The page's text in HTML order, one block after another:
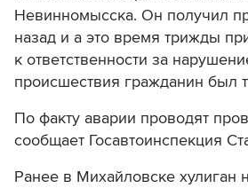
Невинномысска. Он получил
назад и а это время трижды
к ответственности за
происшествия гражданин был
По факту аварии проводят
сообщает Госавтоинспекция
Ранее в Михайловске хулиган